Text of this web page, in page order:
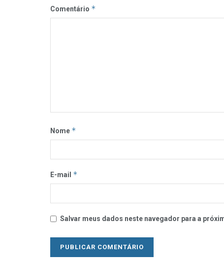
Comentário *
Nome *
E-mail *
Salvar meus dados neste navegador para a